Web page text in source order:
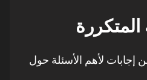
المتكررة